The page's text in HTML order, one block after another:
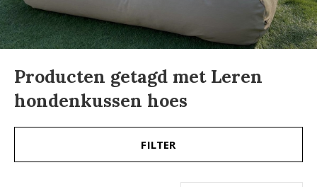
Producten getagd met Leren
hondenkussen hoes
FILTER